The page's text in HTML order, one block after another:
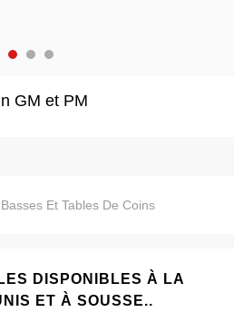
GM et PM
Et Tables De Coins
DISPONIBLES À LA
ET À SOUSSE..